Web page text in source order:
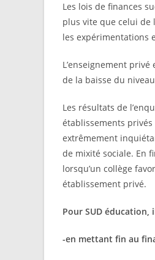
Les lois de finances
plus vite que celui de
les expérimentations
L’enseignement
de la baisse du niveau
Les résultats de
établissements privés
extrêmement
de mixité sociale. En
lorsqu’un collège
établissement privé.
Pour SUD
-en mettant fin au